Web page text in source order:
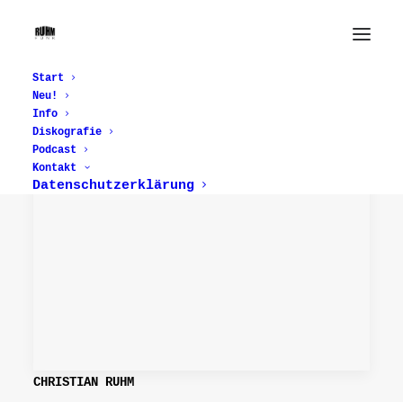
Start
Neu!
Info
Diskografie
Podcast
Kontakt
Datenschutzerklärung
CHRISTIAN RUHM